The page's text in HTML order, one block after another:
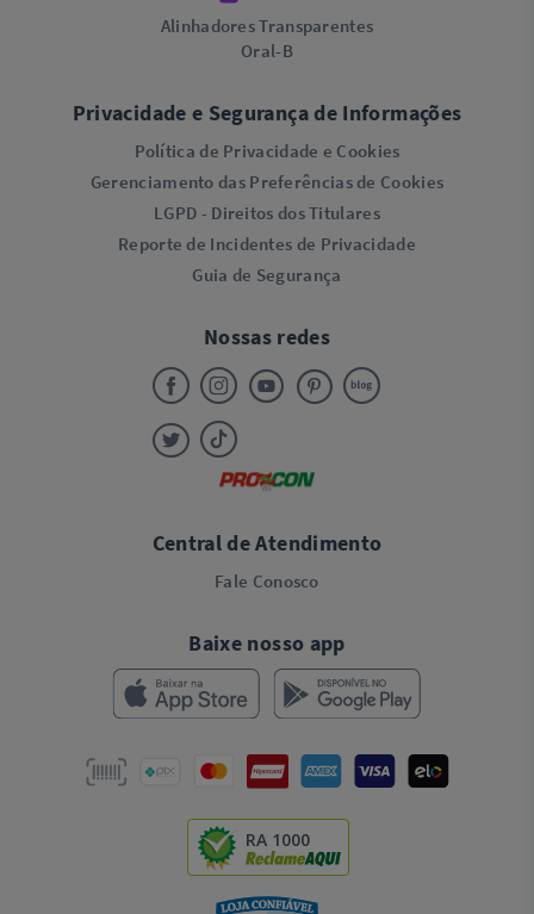
Alinhadores Transparentes
Oral-B
Privacidade e Segurança de Informações
Política de Privacidade e Cookies
Gerenciamento das Preferências de Cookies
LGPD - Direitos dos Titulares
Reporte de Incidentes de Privacidade
Guia de Segurança
Nossas redes
Central de Atendimento
Fale Conosco
Baixe nosso app
RA 1000